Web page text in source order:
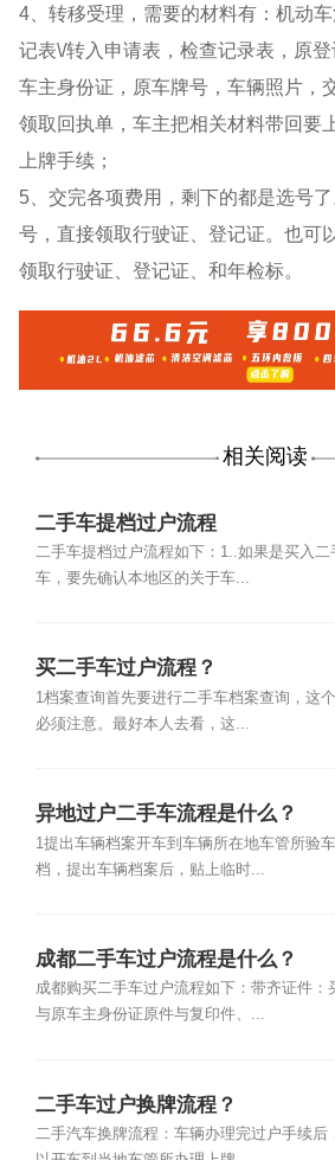
4、转移受理，需要的材料有：机动
记表\/转入申请表，检查记录表，原
车主身份证，原车牌号，车辆照片，
领取回执单，车主把相关材料带回要
上牌手续；
5、交完各项费用，剩下的都是选号
号，直接领取行驶证、登记证。也可
领取行驶证、登记证、和年检标。
相关阅读
二手车提档过户流程
二手车提档过户流程如下：1..如果是买入二
车，要先确认本地区的关于车...
买二手车过户流程？
1档案查询首先要进行二手车档案查询，这
必须注意。最好本人去看，这...
异地过户二手车流程是什么？
1提出车辆档案开车到车辆所在地车管所验
档，提出车辆档案后，贴上临时...
成都二手车过户流程是什么？
成都购买二手车过户流程如下：带齐证件：
与原车主身份证原件与复印件、...
二手车过户换牌流程？
二手汽车换牌流程：车辆办理完过户手续后